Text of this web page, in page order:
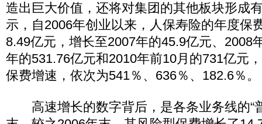
造出巨大价值，还将对集团的其他板块形成
示，自2006年创业以来，人保寿险的年度保
8.49亿元，增长至2007年的45.9亿元、2008
年的531.76亿元和2010年前10月的731亿元
保费增速，依次为541％、636％、182.6％。
高速增长的数字背后，是各条业务线的“